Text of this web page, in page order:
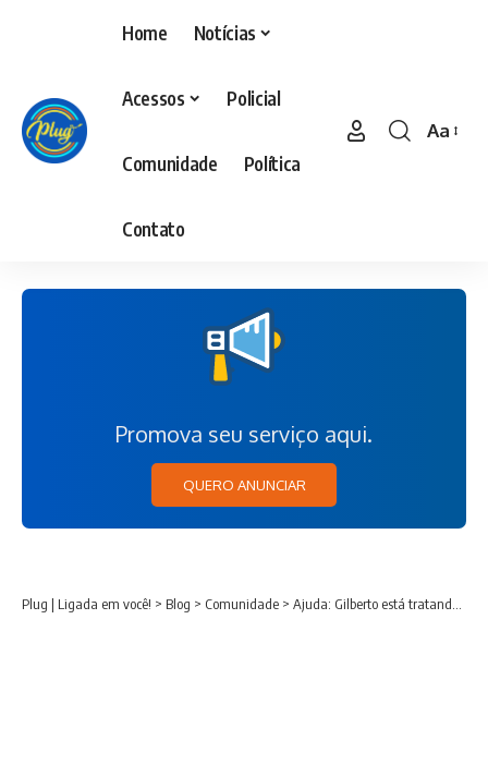
Home Notícias
Acessos Policial
Comunidade Política
Contato
Aa
Promova seu serviço aqui.
QUERO ANUNCIAR
Plug | Ligada em você! > Blog > Comunidade > Ajuda: Gilberto está tratando câncer e precisa de ajuda com produtos de higiene e remédios